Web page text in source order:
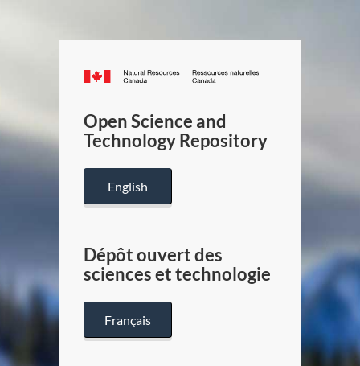
Canada.ca
/
Canada
Open Science and
Technology Repository
English
Dépôt ouvert des
sciences et technologie
Français